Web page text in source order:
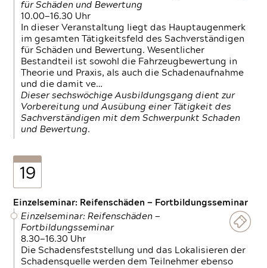
für Schäden und Bewertung
10.00—16.30 Uhr
In dieser Veranstaltung liegt das Hauptaugenmerk
im gesamten Tätigkeitsfeld des Sachverständigen
für Schäden und Bewertung. Wesentlicher
Bestandteil ist sowohl die Fahrzeugbewertung in
Theorie und Praxis, als auch die Schadenaufnahme
und die damit ve…
Dieser sechswöchige Ausbildungsgang dient zur
Vorbereitung und Ausübung einer Tätigkeit des
Sachverständigen mit dem Schwerpunkt Schaden
und Bewertung.
19
Einzelseminar: Reifenschäden — Fortbildungsseminar
Einzelseminar: Reifenschäden —
Fortbildungsseminar
8.30—16.30 Uhr
Die Schadensfeststellung und das Lokalisieren der
Schadensquelle werden dem Teilnehmer ebenso